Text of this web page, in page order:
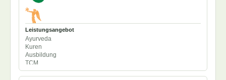
Physiotherapie
Pizzichili
Pulsdiagnose
Reisen
Seminare/Workshops
Shiatsu
Shiroabhyanga
Leistungsangebot
Ayurveda
Kuren
Ausbildung
TCM
Abhyanga